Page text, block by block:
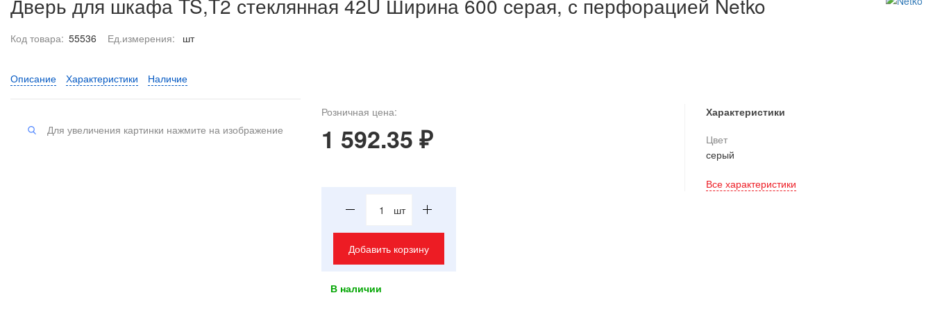
Дверь для шкафа TS,T2 стеклянная 42U Ширина 600 серая, с перфорацией Netko
Код товара: 55536 Ед.измерения: шт
Описание Характеристики Наличие
Для увеличения картинки нажмите на изображение
Розничная цена:
1 592.35 ₽
шт
Добавить корзину
В наличии
Характеристики
Цвет
серый
Все характеристики